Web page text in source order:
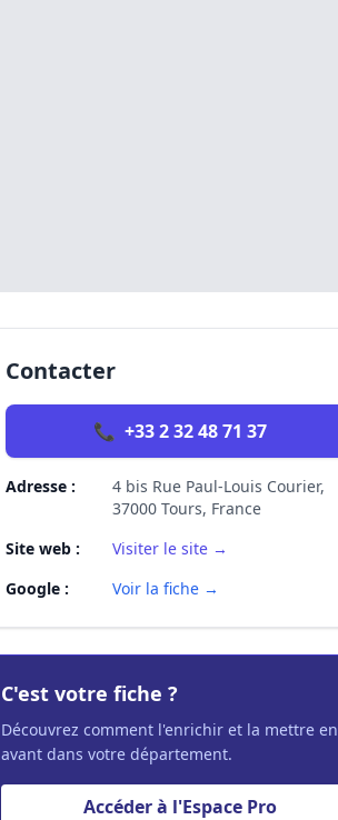
Contacter
📞 +33 2 32 48 71 37
Adresse :
4 bis Rue Paul-Louis Courier,
37000 Tours, France
Site web :
Visiter le site →
Google :
Voir la fiche →
C'est votre fiche ?
Découvrez comment l'enrichir et la mettre en
avant dans votre département.
Accéder à l'Espace Pro